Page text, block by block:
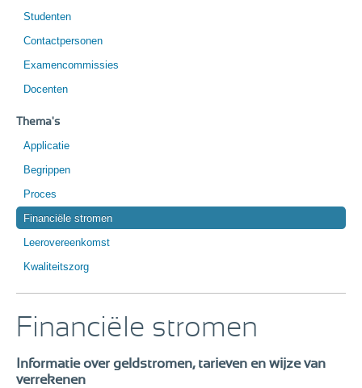
Studenten
Contactpersonen
Examencommissies
Docenten
Thema's
Applicatie
Begrippen
Proces
Financiële stromen
Leerovereenkomst
Kwaliteitszorg
Financiële stromen
Informatie over geldstromen, tarieven en wijze van
verrekenen